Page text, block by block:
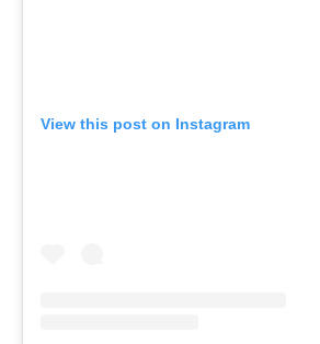
View this post on Instagram